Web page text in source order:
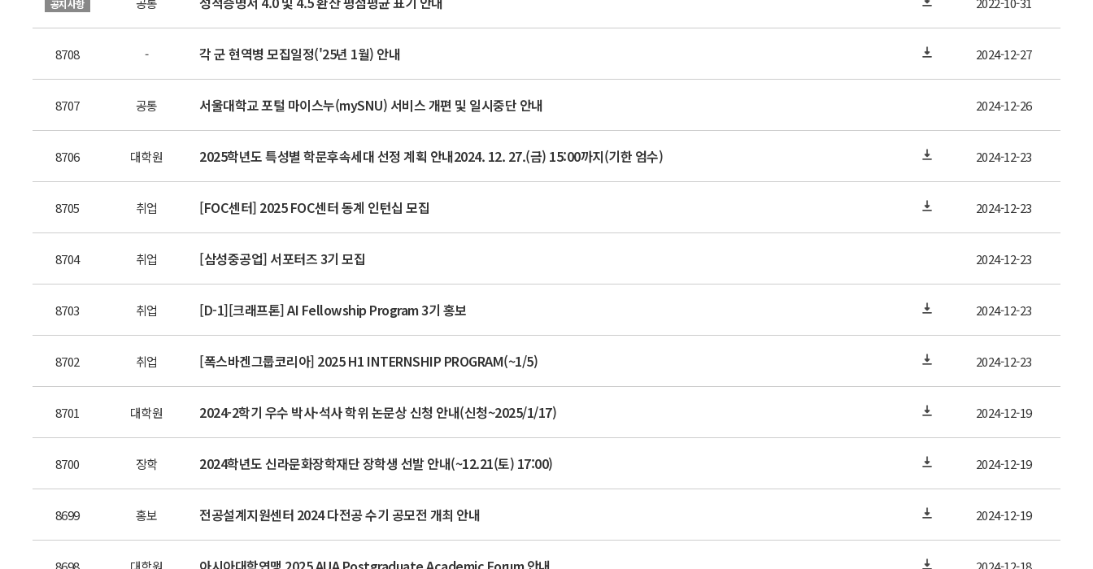
공지사항
8708 - 각 군 현역병 모집일정('25년 1월) 안내 2024-12-27
8707 공통 서울대학교 포털 마이스누(mySNU) 서비스 개편 및 일시중단 안내 2024-12-26
8706 대학원 2025학년도 특성별 학문후속세대 선정 계획 안내2024. 12. 27.(금) 15:00까지(기한 엄수) 2024-12-23
8705 취업 [FOC센터] 2025 FOC센터 동계 인턴십 모집 2024-12-23
8704 취업 [삼성중공업] 서포터즈 3기 모집 2024-12-23
8703 취업 [D-1][크래프톤] AI Fellowship Program 3기 홍보 2024-12-23
8702 취업 [폭스바겐그룹코리아] 2025 H1 INTERNSHIP PROGRAM(~1/5) 2024-12-23
8701 대학원 2024-2학기 우수 박사·석사 학위 논문상 신청 안내(신청~2025/1/17) 2024-12-19
8700 장학 2024학년도 신라문화장학재단 장학생 선발 안내(~12.21(토) 17:00) 2024-12-19
8699 홍보 전공설계지원센터 2024 다전공 수기 공모전 개최 안내 2024-12-19